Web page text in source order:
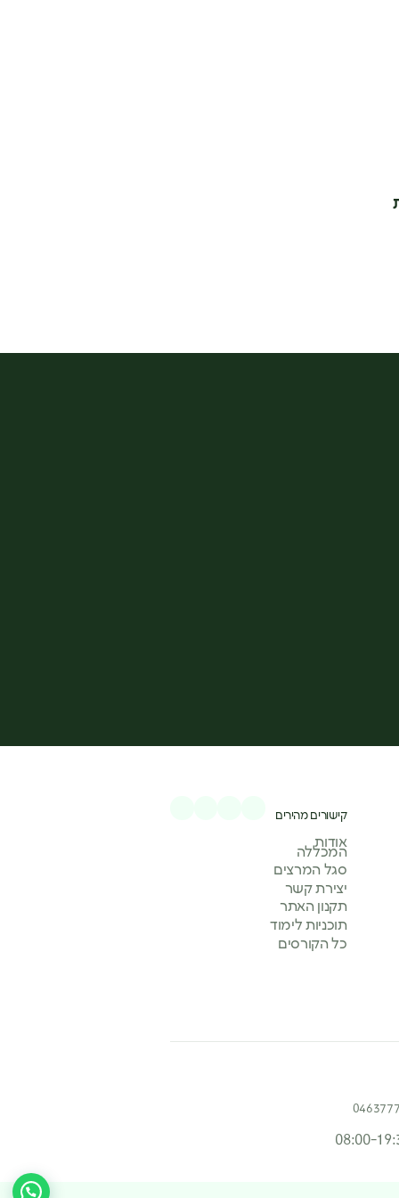
קישורים מהירים
אודות
המכללה
סגל המרצים
יצירת קשר
תקנון האתר
תוכניות לימוד
כל הקורסים
08:00-